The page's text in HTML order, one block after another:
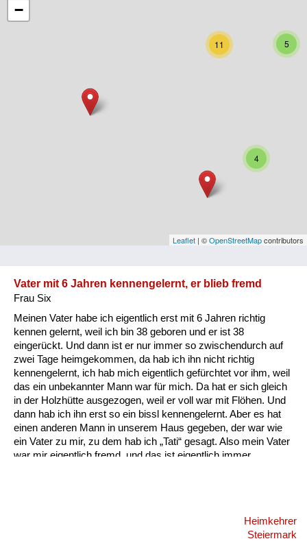
Vorarlberg
Besatzungsmächte
Frauen, Mütter, Kinder
Versorgung
Heimkehrer
Fluchtgeschichten
11 5
4
−
Leaflet | ©OpenStreetMapcontributors
Vater mit 6 Jahren kennengelernt, er blieb fremd
Frau Six
Meinen Vater habe ich eigentlich erst mit 6 Jahren richtig
kennen gelernt, weil ich bin 38 geboren und er ist 38
eingerückt. Und dann ist er nur immer so zwischendurch auf
zwei Tage heimgekommen, da hab ich ihn nicht richtig
kennengelernt, ich hab mich eigentlich gefürchtet vor ihm, weil
das ein unbekannter Mann war für mich. Da hat er sich gleich
in der Holzhütte ausgezogen, weil er voll war mit Flöhen. Und
dann hab ich ihn erst so ein bissl kennengelernt. Aber es hat
einen anderen Mann in unserem Haus gegeben, der war wie
ein Vater zu mir, zu dem hab ich „Tati“ gesagt. Also mein Vater
war mir eigentlich fremd, und das ist eigentlich immer
Heimkehrer
Steiermark